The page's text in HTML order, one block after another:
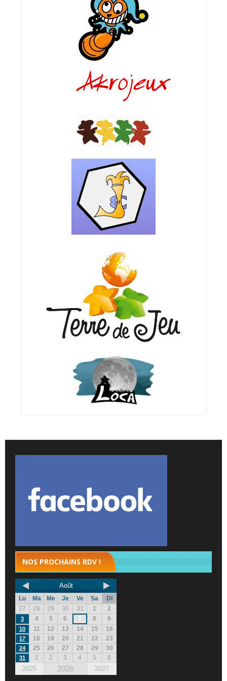
NOS PROCHAINS RDV !
Août
Lu Ma Me Je Ve Sa
Di
27
28 29 30 31 1 2
3 4 5 6 7 8 9
10 11 12 13 14 15 16
17 18 19 20 21 22 23
24 25 26 27 28 29 30
31 1 2 3 4 5 6
2025 2026 2027